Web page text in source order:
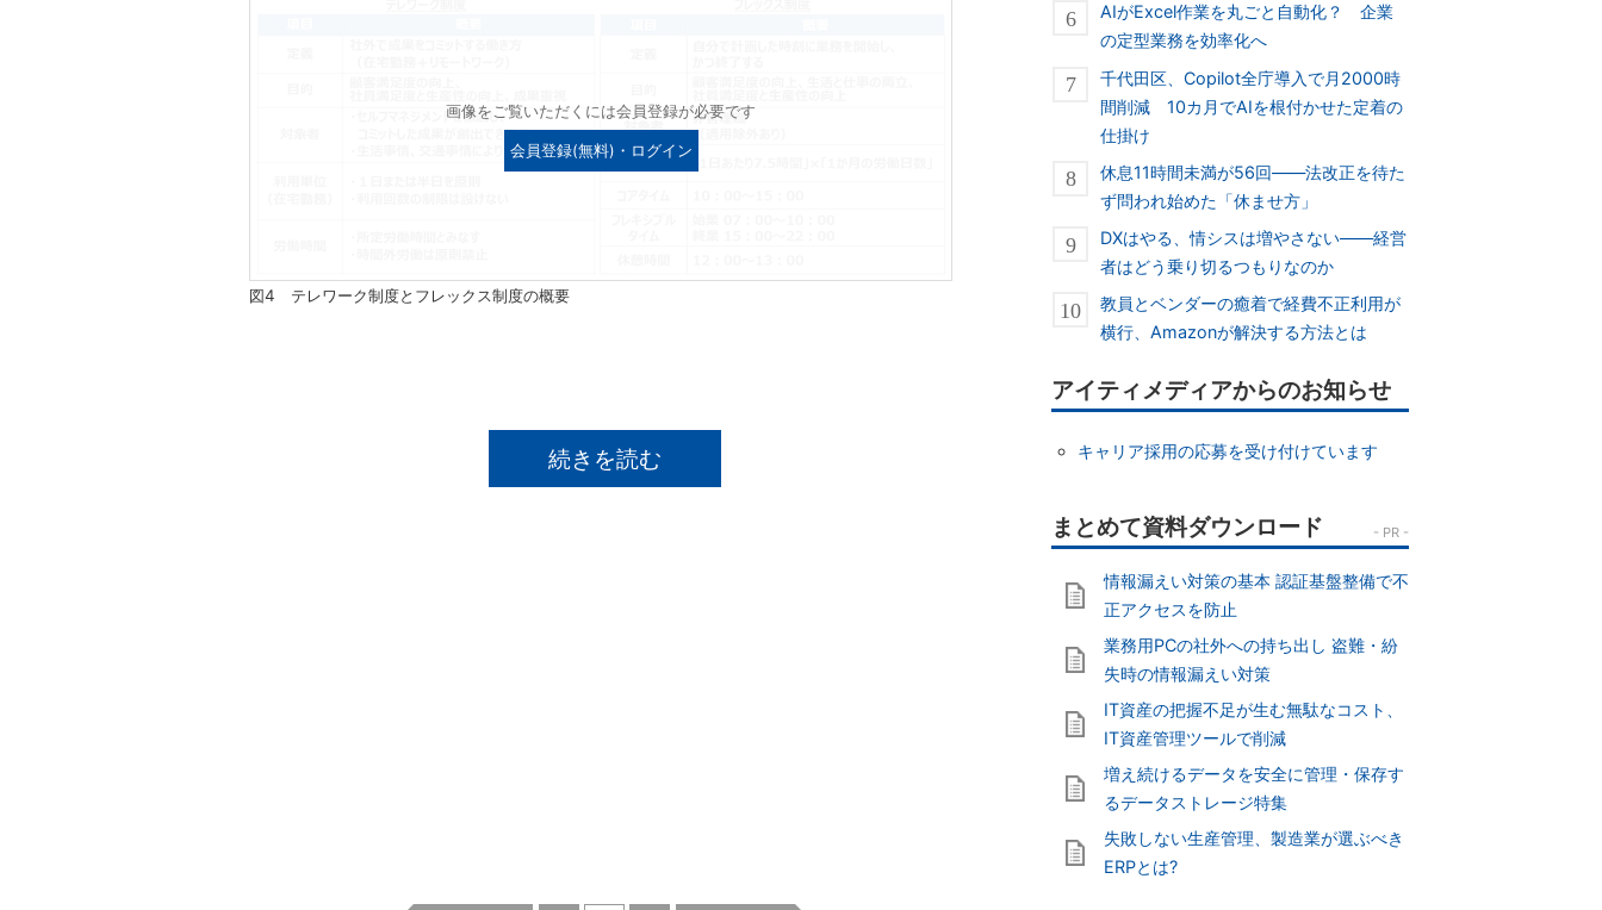
画像をご覧いただくには会員登録が必要です
会員登録(無料)・ログイン
図4 テレワーク制度とフレックス制度の概要
続きを読む
AIがExcel作業を丸ごと自動化？ 企業
の定型業務を効率化へ
千代田区、Copilot全庁導入で月2000時
間削減 10カ月でAIを根付かせた定着の
仕掛け
休息11時間未満が56回――法改正を待た
ず問われ始めた「休ませ方」
DXはやる、情シスは増やさない――経営
者はどう乗り切るつもりなのか
教員とベンダーの癒着で経費不正利用が
横行、Amazonが解決する方法とは
アイティメディアからのお知らせ
キャリア採用の応募を受け付けています
情報漏えい対策の基本 認証基盤整備で不
正アクセスを防止
業務用PCの社外への持ち出し 盗難・紛
失時の情報漏えい対策
IT資産の把握不足が生む無駄なコスト、
IT資産管理ツールで削減
増え続けるデータを安全に管理・保存す
るデータストレージ特集
失敗しない生産管理、製造業が選ぶべき
ERPとは?